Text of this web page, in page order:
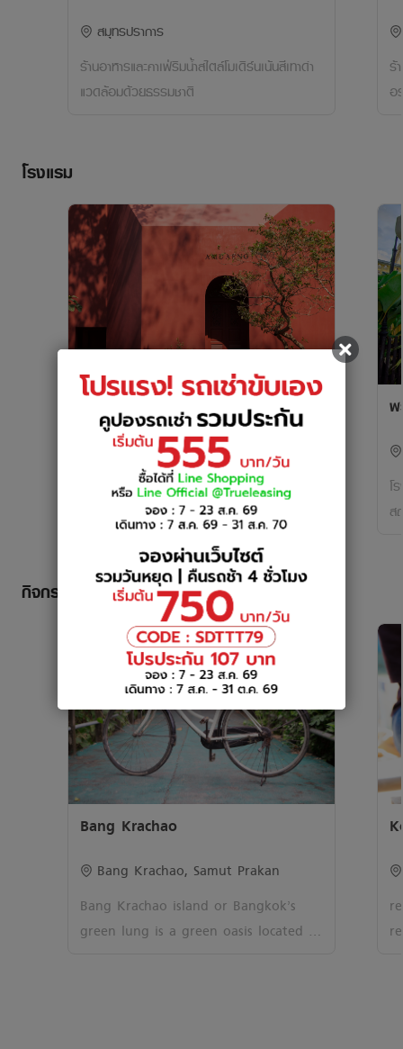
สมุทรปราการ
ร้านอาหารและคาเฟ่ริมน้ำสไตล์โมเดิร์นเน้นสีเทาดำ
แวดล้อมด้วยธรรมชาติ
ร้
อ
โรงแรม
โรงแรมอำแดง ริเวอร์ไซต์
คลองสาน
โรงแรมริมน้ำแนว Hidden Place กับบรรยากาศ
ย้อนยุค ชิมอาหารไทยฟิวชั่นที่ “นาย”
Cafetaurant
พ
โ
ส
กิจกรรม
Bang Krachao
Bang Krachao, Samut Prakan
Bang Krachao island or Bangkok’s
green lung is a green oasis located in